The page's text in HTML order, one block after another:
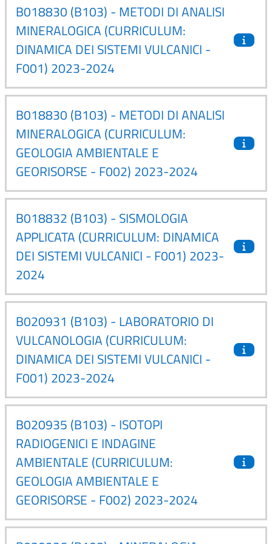
B018830 (B103) - METODI DI ANALISI
MINERALOGICA (CURRICULUM:
DINAMICA DEI SISTEMI VULCANICI -
F001) 2023-2024
B018830 (B103) - METODI DI ANALISI
MINERALOGICA (CURRICULUM:
GEOLOGIA AMBIENTALE E
GEORISORSE - F002) 2023-2024
B018832 (B103) - SISMOLOGIA
APPLICATA (CURRICULUM: DINAMICA
DEI SISTEMI VULCANICI - F001) 2023-
2024
B020931 (B103) - LABORATORIO DI
VULCANOLOGIA (CURRICULUM:
DINAMICA DEI SISTEMI VULCANICI -
F001) 2023-2024
B020935 (B103) - ISOTOPI
RADIOGENICI E INDAGINE
AMBIENTALE (CURRICULUM:
GEOLOGIA AMBIENTALE E
GEORISORSE - F002) 2023-2024